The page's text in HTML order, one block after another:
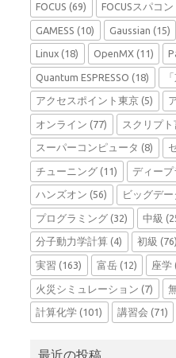
FOCUS (69) FOCUSスパコン
GAMESS (10) Gaussian (15)
Linux (18) OpenMX(11)
Quantum ESPRESSO (18)
アクセスポイント東京 (5)
オンライン (77) スクリプト
スーパーコンピュータ (8)
チューニング (11) ディー
ハンズオン (56) ビッグデ
プログラミング (32) 中級
分子動力学計算 (4) 初級 (76)
実習 (163) 富岳(12) 座学
火災シミュレーション (7)
計算化学 (101) 講習会 (71)
最近の投稿